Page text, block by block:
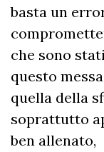
basta un
che sono
questo
quella della
soprattutto
ben allenato,